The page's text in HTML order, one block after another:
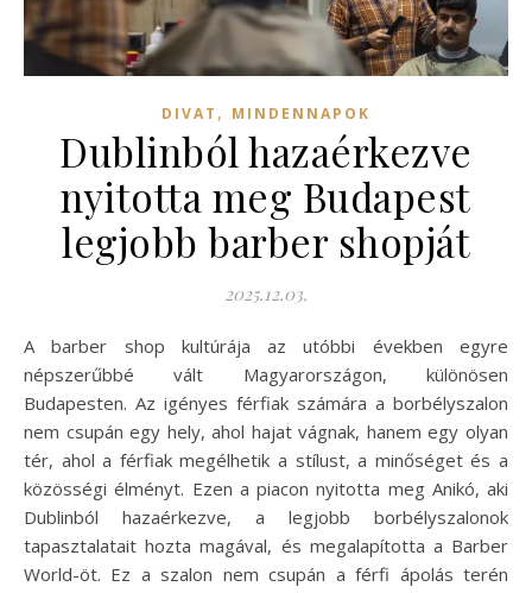
DIVAT , MINDENNAPOK
Dublinból hazaérkezve
nyitotta meg Budapest
legjobb barber shopját
2025.12.03.
A barber shop kultúrája az utóbbi években egyre
népszerűbbé vált Magyarországon, különösen
Budapesten. Az igényes férfiak számára a borbélyszalon
nem csupán egy hely, ahol hajat vágnak, hanem egy olyan
tér, ahol a férfiak megélhetik a stílust, a minőséget és a
közösségi élményt. Ezen a piacon nyitotta meg Anikó, aki
Dublinból hazaérkezve, a legjobb borbélyszalonok
tapasztalatait hozta magával, és megalapította a Barber
World-öt. Ez a szalon nem csupán a férfi ápolás terén